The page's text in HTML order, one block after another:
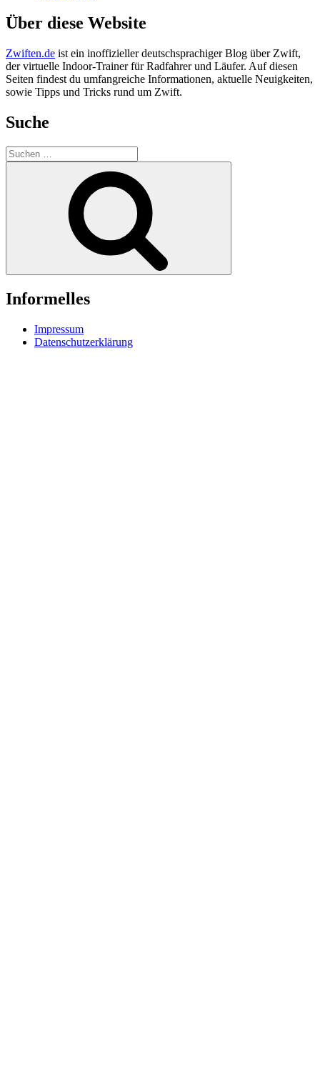
Über diese Website
Zwiften.de ist ein inoffizieller deutschsprachiger Blog über Zwift,
der virtuelle Indoor-Trainer für Radfahrer und Läufer. Auf diesen
Seiten findest du umfangreiche Informationen, aktuelle Neuigkeiten,
sowie Tipps und Tricks rund um Zwift.
Suche
Suche
nach:
Informelles
Impressum
Datenschutzerklärung